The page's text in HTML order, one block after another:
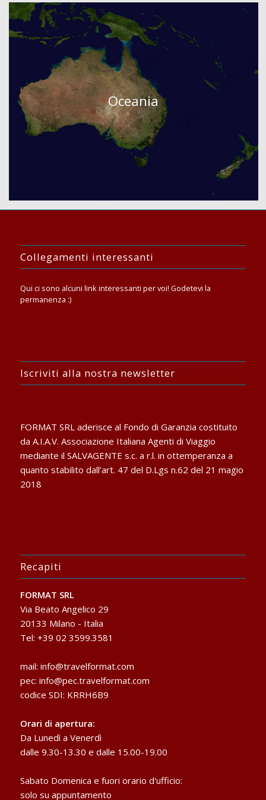
Oceania
Collegamenti interessanti
Qui ci sono alcuni link interessanti per voi! Godetevi la
permanenza :)
Iscriviti alla nostra newsletter
FORMAT SRL aderisce al Fondo di Garanzia costituito
da A.I.A.V. Associazione Italiana Agenti di Viaggio
mediante il SALVAGENTE s.c. a r.l. in ottemperanza a
quanto stabilito dall’art. 47 del D.Lgs n.62 del 21 magio
2018
Recapiti
FORMAT SRL
Via Beato Angelico 29
20133 Milano - Italia
Tel: +39 02 3599.3581
mail: info@travelformat.com
pec: info@pec.travelformat.com
codice SDI: KRRH6B9
Orari di apertura:
Da Lunedì a Venerdì
dalle 9.30-13.30 e dalle 15.00-19.00
Sabato Domenica e fuori orario d'ufficio:
solo su appuntamento